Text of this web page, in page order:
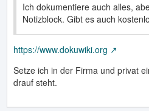
Ich dokumentiere auch alles,
Notizblock. Gibt es auch
https://www.dokuwiki.org
Setze ich in der Firma und privat
drauf steht.